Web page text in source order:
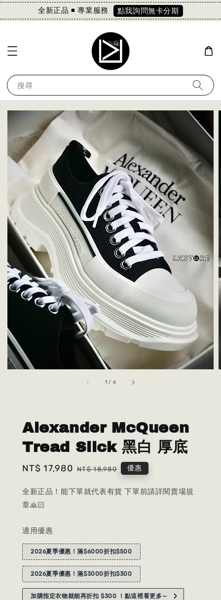
全新正品 ◾️ 專業服務 點我詢問無卡分期
搜尋
1 / 6
Alexander McQueen
Tread Slick 黑白 厚底
Sale
NT$ 17,980 Regular
NT$ 18,980 優惠
全新正品！能下單就代表有貨 下單前請詳閱賣場規
章🙏🏻
適用優惠
2026夏季優惠！滿$6000折扣$500
2026夏季優惠！滿$3000折扣$300
加購指定衣物就能再折扣 $300 ！點這裡看更多～